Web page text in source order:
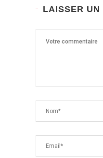
LAISSER UN